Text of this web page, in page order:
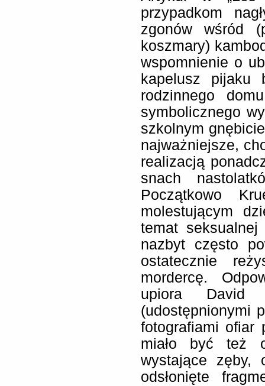
przypadkom
zgonów wśród
koszmary)
wspomnienie o
kapelusz pijaku
rodzinnego
symbolicznego
szkolnym
najważniejsze,
realizacją
snach
Początkowo
molestującym
temat seksualnej
nazbyt często
ostatecznie
mordercę.
upiora David
(udostępnionymi
fotografiami ofiar
miało być też
wystające zęby,
odsłonięte